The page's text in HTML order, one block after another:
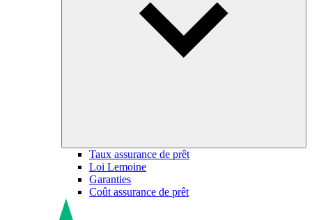
Taux assurance de prêt
Loi Lemoine
Garanties
Coût assurance de prêt